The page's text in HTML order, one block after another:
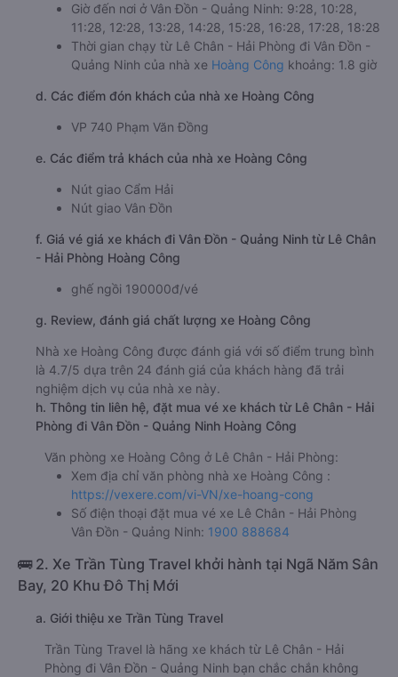
Giờ đến nơi ở Vân Đồn - Quảng Ninh: 9:28, 10:28,
11:28, 12:28, 13:28, 14:28, 15:28, 16:28, 17:28, 18:28
Thời gian chạy từ Lê Chân - Hải Phòng đi Vân Đồn -
Quảng Ninh của nhà xe Hoàng Công khoảng: 1.8 giờ
d. Các điểm đón khách của nhà xe Hoàng Công
VP 740 Phạm Văn Đồng
e. Các điểm trả khách của nhà xe Hoàng Công
Nút giao Cẩm Hải
Nút giao Vân Đồn
f. Giá vé giá xe khách đi Vân Đồn - Quảng Ninh từ Lê Chân
- Hải Phòng Hoàng Công
ghế ngồi 190000đ/vé
g. Review, đánh giá chất lượng xe Hoàng Công
Nhà xe Hoàng Công được đánh giá với số điểm trung bình
là 4.7/5 dựa trên 24 đánh giá của khách hàng đã trải
nghiệm dịch vụ của nhà xe này.
h. Thông tin liên hệ, đặt mua vé xe khách từ Lê Chân - Hải
Phòng đi Vân Đồn - Quảng Ninh Hoàng Công
Văn phòng xe Hoàng Công ở Lê Chân - Hải Phòng:
Xem địa chỉ văn phòng nhà xe Hoàng Công :
https://vexere.com/vi-VN/xe-hoang-cong
Số điện thoại đặt mua vé xe Lê Chân - Hải Phòng
Vân Đồn - Quảng Ninh: 1900 888684
🚌 2. Xe Trần Tùng Travel khởi hành tại Ngã Năm Sân
Bay, 20 Khu Đô Thị Mới
a. Giới thiệu xe Trần Tùng Travel
Trần Tùng Travel là hãng xe khách từ Lê Chân - Hải
Phòng đi Vân Đồn - Quảng Ninh bạn chắc chắn không